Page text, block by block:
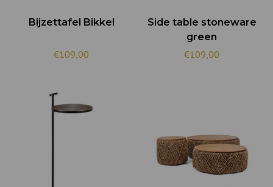
Bijzettafel Bikkel
€109,00
Side table stoneware
green
€109,00